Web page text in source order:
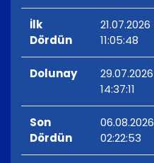
İlk
Dördün
21.07.2026
11:05:48
Dolunay
29.07.2026
14:37:11
Son
Dördün
06.08.2026
02:22:53